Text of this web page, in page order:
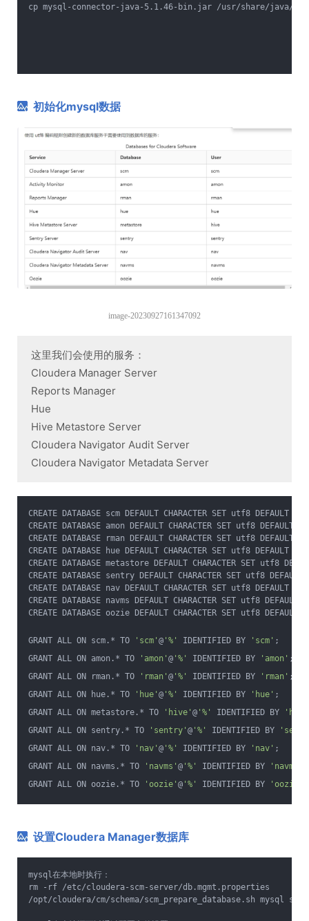
cp mysql-connector-java-5.1.46-bin.jar /usr/share/java/
初始化mysql数据
image-20230927161347092
这里我们会使用的服务：
Cloudera Manager Server
Reports Manager
Hue
Hive Metastore Server
Cloudera Navigator Audit Server
Cloudera Navigator Metadata Server
CREATE DATABASE scm DEFAULT CHARACTER SET utf8
CREATE DATABASE amon DEFAULT CHARACTER SET utf8
CREATE DATABASE rman DEFAULT CHARACTER SET utf8
CREATE DATABASE hue DEFAULT CHARACTER SET utf8
CREATE DATABASE metastore DEFAULT CHARACTER SET utf8
CREATE DATABASE sentry DEFAULT CHARACTER SET utf8
CREATE DATABASE nav DEFAULT CHARACTER SET utf8
CREATE DATABASE navms DEFAULT CHARACTER SET utf8
CREATE DATABASE oozie DEFAULT CHARACTER SET utf8
GRANT ALL ON scm.* TO 'scm' @ '%' IDENTIFIED BY 'scm' ;
GRANT ALL ON amon.* TO
'amon' @ '%' IDENTIFIED BY 'amon' ;
GRANT ALL ON rman.* TO
'rman' @ '%' IDENTIFIED BY 'rman' ;
GRANT ALL ON hue.* TO
'hue' @ '%' IDENTIFIED BY 'hue' ;
GRANT ALL ON metastore.* TO
'hive' @ '%' IDENTIFIED BY
GRANT ALL ON sentry.* TO
'sentry' @ '%' IDENTIFIED BY
GRANT ALL ON nav.* TO
'nav' @ '%' IDENTIFIED BY 'nav' ;
GRANT ALL ON navms.* TO
'navms' @ '%' IDENTIFIED BY 'navms'
GRANT ALL ON oozie.* TO
'oozie' @ '%' IDENTIFIED BY 'oozie'
设置Cloudera Manager数据库
mysql在本地时执行：
rm -rf /etc/cloudera-scm-server/db.mgmt.properties
/opt/cloudera/cm/schema/scm_prepare_database.sh mysql scm